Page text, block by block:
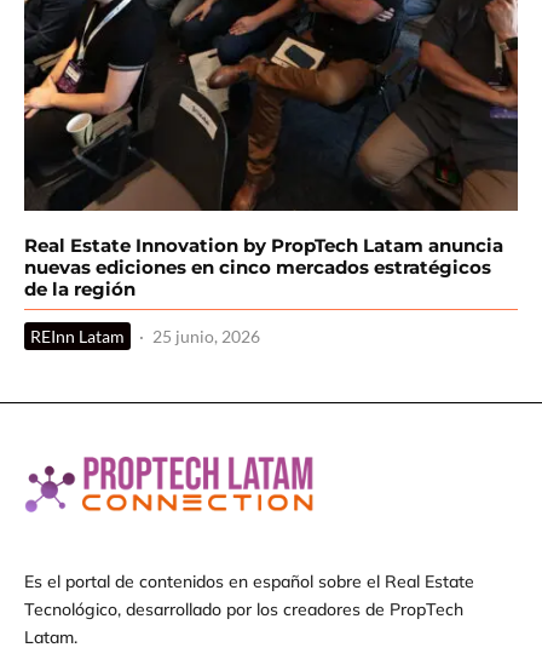
Real Estate Innovation by PropTech Latam anuncia
nuevas ediciones en cinco mercados estratégicos
de la región
REInn Latam · 25 junio, 2026
Es el portal de contenidos en español sobre el Real Estate
Tecnológico, desarrollado por los creadores de PropTech
Latam.